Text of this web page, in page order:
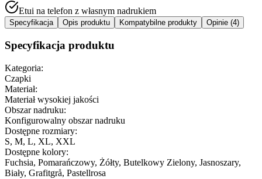
Etui na telefon z własnym nadrukiem
Specyfikacja Opis produktu Kompatybilne produkty Opinie (4)
Specyfikacja produktu
Kategoria:
Czapki
Materiał:
Materiał wysokiej jakości
Obszar nadruku:
Konfigurowalny obszar nadruku
Dostępne rozmiary:
S, M, L, XL, XXL
Dostępne kolory:
Fuchsia, Pomarańczowy, Żółty, Butelkowy Zielony, Jasnoszary,
Biały, Grafitgrå, Pastellrosa